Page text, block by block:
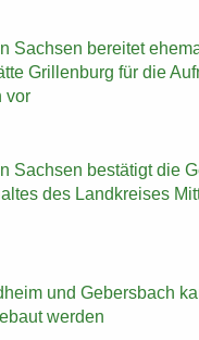
Sach­sen be­rei­tet
Gril­len­burg für die
vor
Sach­sen be­stä­tigt die
des Land­krei­ses
und Ge­bers­bach
wer­den